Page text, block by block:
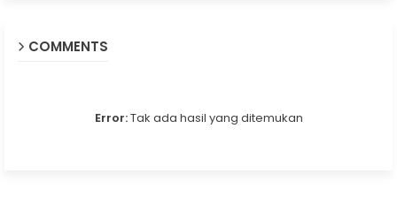
COMMENTS
Error:Tak ada hasil yang ditemukan